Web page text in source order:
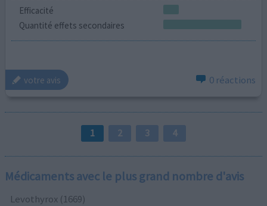
Efficacité
Quantité effets secondaires
votre avis 0 réactions
1 2 3 4
Médicaments avec le plus grand nombre d'avis
Levothyrox (1669)